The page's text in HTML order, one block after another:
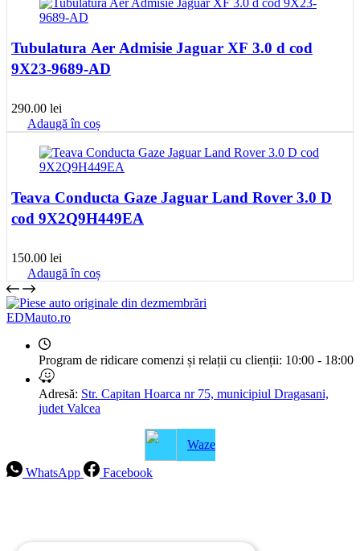
Tubulatura Aer Admisie Jaguar XF 3.0 d cod
9X23-9689-AD
290.00 lei
Adaugă în coș
Teava Conducta Gaze Jaguar Land Rover 3.0 D
cod 9X2Q9H449EA
150.00 lei
Adaugă în coș
EDMauto.ro
Program de ridicare comenzi și relații cu clienții: 10:00 - 18:00
Adresă: Str. Capitan Hoarca nr 75, municipiul Dragasani,
judet Valcea
Waze
WhatsApp
Facebook